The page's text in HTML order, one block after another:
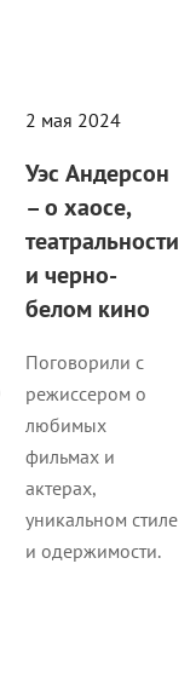
2 мая 2024
Уэс Андерсон
– о хаосе,
театральности
и черно-
белом кино
Поговорили с
режиссером о
любимых
фильмах и
актерах,
уникальном стиле
и одержимости.